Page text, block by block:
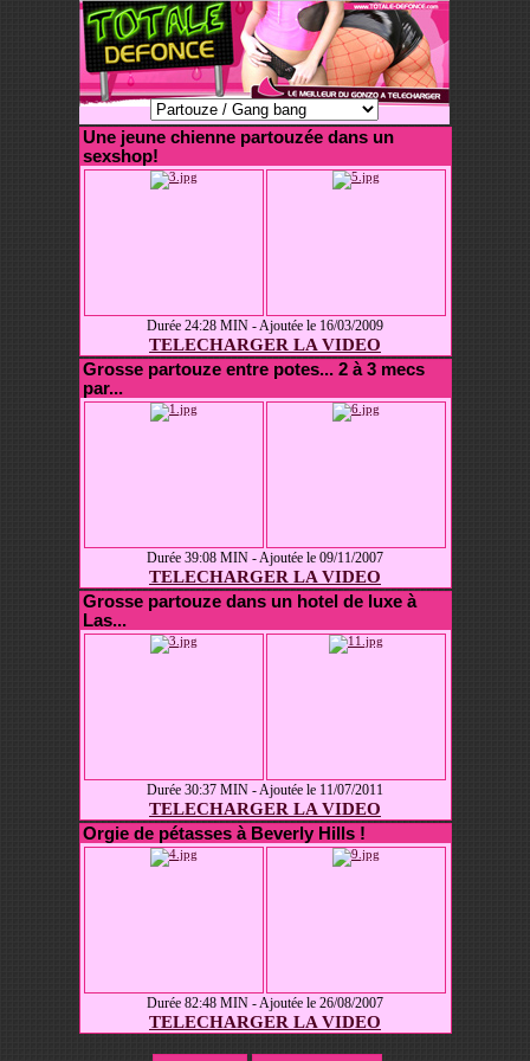
Une jeune chienne partouzée dans un
sexshop!
Durée 24:28 MIN - Ajoutée le 16/03/2009
TELECHARGER LA VIDEO
Grosse partouze entre potes... 2 à 3 mecs
par...
Durée 39:08 MIN - Ajoutée le 09/11/2007
TELECHARGER LA VIDEO
Grosse partouze dans un hotel de luxe à
Las...
Durée 30:37 MIN - Ajoutée le 11/07/2011
TELECHARGER LA VIDEO
Orgie de pétasses à Beverly Hills !
Durée 82:48 MIN - Ajoutée le 26/08/2007
TELECHARGER LA VIDEO